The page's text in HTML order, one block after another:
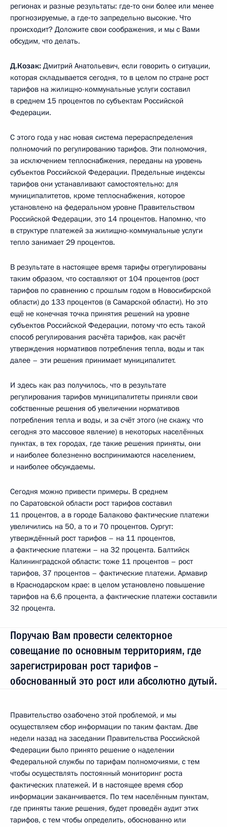
регионах и разные результаты: где‑то они более или менее
прогнозируемые, а где‑то запредельно высокие. Что
происходит? Доложите свои соображения, и мы с Вами
обсудим, что делать.
Д.Козак: Дмитрий Анатольевич, если говорить о ситуации,
которая складывается сегодня, то в целом по стране рост
тарифов на жилищно-коммунальные услуги составил
в среднем 15 процентов по субъектам Российской
Федерации.
С этого года у нас новая система перераспределения
полномочий по регулированию тарифов. Эти полномочия,
за исключением теплоснабжения, переданы на уровень
субъектов Российской Федерации. Предельные индексы
тарифов они устанавливают самостоятельно: для
муниципалитетов, кроме теплоснабжения, которое
установлено на федеральном уровне Правительством
Российской Федерации, это 14 процентов. Напомню, что
в структуре платежей за жилищно-коммунальные услуги
тепло занимает 29 процентов.
В результате в настоящее время тарифы отрегулированы
таким образом, что составляют от 104 процентов (рост
тарифов по сравнению с прошлым годом в Новосибирской
области) до 133 процентов (в Самарской области). Но это
ещё не конечная точка принятия решений на уровне
субъектов Российской Федерации, потому что есть такой
способ регулирования расчёта тарифов, как расчёт
утверждения нормативов потребления тепла, воды и так
далее – эти решения принимает муниципалитет.
И здесь как раз получилось, что в результате
регулирования тарифов муниципалитеты приняли свои
собственные решения об увеличении нормативов
потребления тепла и воды, и за счёт этого (не скажу, что
сегодня это массовое явление) в некоторых населённых
пунктах, в тех городах, где такие решения приняты, они
и наиболее болезненно воспринимаются населением,
и наиболее обсуждаемы.
Сегодня можно привести примеры. В среднем
по Саратовской области рост тарифов составил
11 процентов, а в городе Балаково фактические платежи
увеличились на 50, а то и 70 процентов. Сургут:
утверждённый рост тарифов – на 11 процентов,
а фактические платежи – на 32 процента. Балтийск
Калининградской области: тоже 11 процентов – рост
тарифов, 37 процентов – фактические платежи. Армавир
в Краснодарском крае: в целом установлено повышение
тарифов на 6,6 процента, а фактические платежи составили
32 процента.
Поручаю Вам провести селекторное
совещание по основным территориям, где
зарегистрирован рост тарифов –
обоснованный это рост или абсолютно дутый.
Правительство озабочено этой проблемой, и мы
осуществляем сбор информации по таким фактам. Две
недели назад на заседании Правительства Российской
Федерации было принято решение о наделении
Федеральной службы по тарифам полномочиями, с тем
чтобы осуществлять постоянный мониторинг роста
фактических платежей. И в настоящее время сбор
информации заканчивается. По тем населённым пунктам,
где приняты такие решения, будет проведён аудит этих
тарифов, с тем чтобы определить, обоснованно или